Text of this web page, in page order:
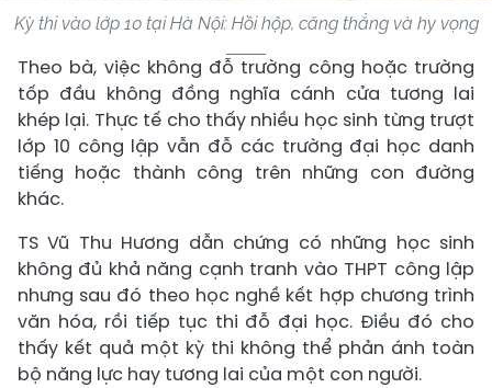
Kỳ thi vào lớp 10 tại Hà Nội: Hồi hộp, căng thẳng và hy vọng
Theo bà, việc không đỗ trường công hoặc trường
tốp đầu không đồng nghĩa cánh cửa tương lai
khép lại. Thực tế cho thấy nhiều học sinh từng trượt
lớp 10 công lập vẫn đỗ các trường đại học danh
tiếng hoặc thành công trên những con đường
khác.
TS Vũ Thu Hương dẫn chứng có những học sinh
không đủ khả năng cạnh tranh vào THPT công lập
nhưng sau đó theo học nghề kết hợp chương trình
văn hóa, rồi tiếp tục thi đỗ đại học. Điều đó cho
thấy kết quả một kỳ thi không thể phản ánh toàn
bộ năng lực hay tương lai của một con người.